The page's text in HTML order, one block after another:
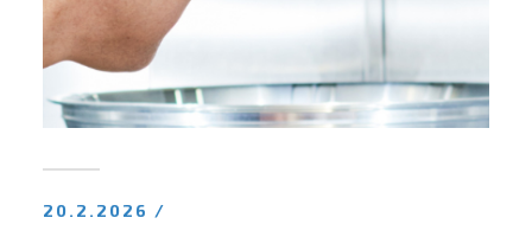
20.2.2026 /